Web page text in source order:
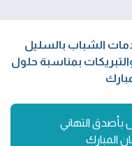
الشباب بالسليل
بمناسبة حلول
بأصدق التهاني
المبارك